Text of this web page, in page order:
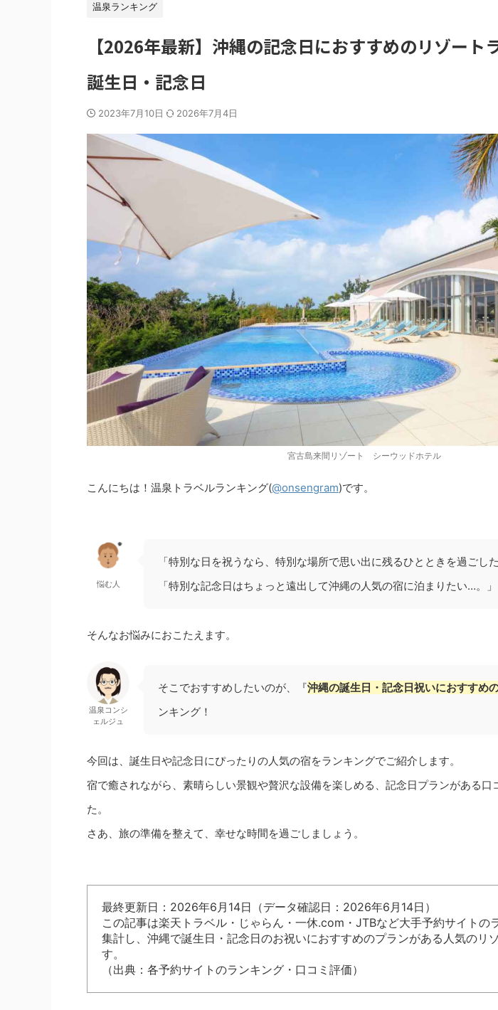
温泉ランキング
【2026年最新】沖縄の記念日におすすめのリゾート
誕生日・記念日
2023年7月10日 2026年7月4日
宮古島来間リゾート シーウッドホテル
こんにちは！温泉トラベルランキング(@onsengram)です。
悩む人
「特別な日を祝うなら、特別な場所で思い出に残るひとときを過ごし
「特別な記念日はちょっと遠出して沖縄の人気の宿に泊まりたい…。」
そんなお悩みにおこたえます。
温泉コンシ
ェルジュ
そこでおすすめしたいのが、『沖縄の誕生日・記念日祝いにおすすめ
ンキング！
今回は、誕生日や記念日にぴったりの人気の宿をランキングでご紹介します。
宿で癒されながら、素晴らしい景観や贅沢な設備を楽しめる、記念日プランがある口
た。
さあ、旅の準備を整えて、幸せな時間を過ごしましょう。
最終更新日：2026年6月14日（データ確認日：2026年6月14日）
この記事は楽天トラベル・じゃらん・一休.com・JTBなど大手予約サイトの
集計し、沖縄で誕生日・記念日のお祝いにおすすめのプランがある人気のリ
す。
（出典：各予約サイトのランキング・口コミ評価）